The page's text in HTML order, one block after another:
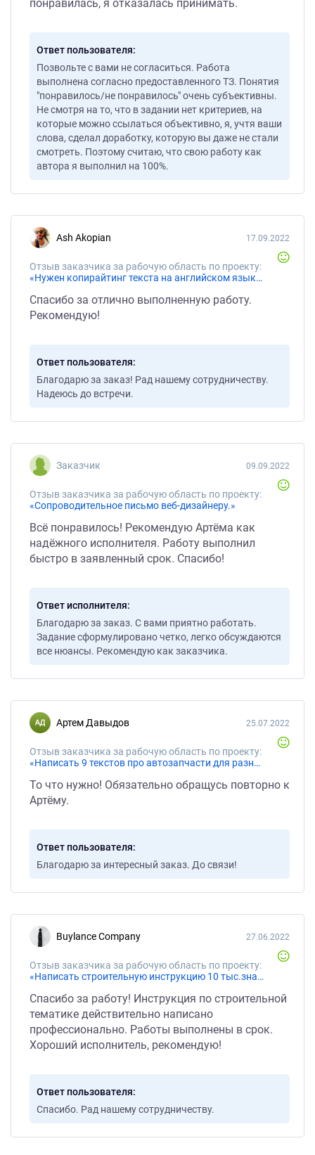
понравилась, я отказалась принимать.
Ответ пользователя
Позвольте с вами не согласиться. Работа
выполнена согласно предоставленного ТЗ. Понятия
"понравилось/не понравилось" очень субъективны.
Не смотря на то, что в задании нет критериев, на
которые можно ссылаться объективно, я, учтя ваши
слова, сделал доработку, которую вы даже не стали
смотреть. Поэтому считаю, что свою работу как
автора я выполнил на 100%.
Ash Akopian
Отзыв заказчика за рабочую область по проекту:
«Нужен копирайтинг текста на английском языке»
17.09.2022
Спасибо за отлично выполненную работу.
Рекомендую!
Ответ пользователя
Благодарю за заказ! Рад нашему сотрудничеству.
Надеюсь до встречи.
Заказчик
Отзыв заказчика за рабочую область по проекту:
«Сопроводительное письмо веб-дизайнеру.»
09.09.2022
Всё понравилось! Рекомендую Артёма как
надёжного исполнителя. Работу выполнил
быстро в заявленный срок. Спасибо!
Ответ исполнителя
Благодарю за заказ. С вами приятно работать.
Задание сформулировано четко, легко обсуждаются
все нюансы. Рекомендую как заказчика.
Артем Давыдов
Отзыв заказчика за рабочую область по проекту:
«Написать 9 текстов про автозапчасти для разных авто»
25.07.2022
То что нужно! Обязательно обращусь повторно к
Артёму.
Ответ пользователя
Благодарю за интересный заказ. До связи!
Buylance Company
Отзыв заказчика за рабочую область по проекту:
«Написать строительную инструкцию 10 тыс.знаков»
27.06.2022
Спасибо за работу! Инструкция по строительной
тематике действительно написано
профессионально. Работы выполнены в срок.
Хороший исполнитель, рекомендую!
Ответ пользователя
Спасибо. Рад нашему сотрудничеству.